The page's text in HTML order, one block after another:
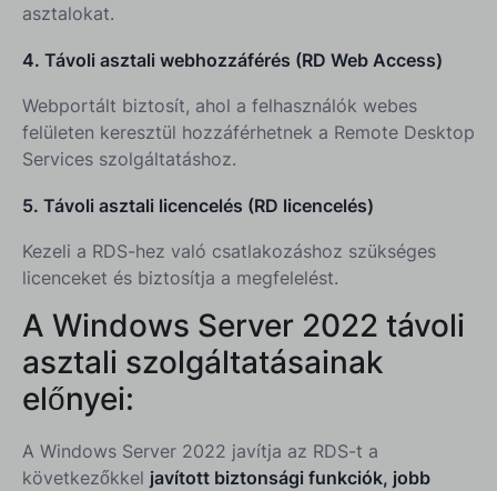
asztalokat.
4. Távoli asztali webhozzáférés (RD Web Access)
Webportált biztosít, ahol a felhasználók webes
felületen keresztül hozzáférhetnek a Remote Desktop
Services szolgáltatáshoz.
5. Távoli asztali licencelés (RD licencelés)
Kezeli a RDS-hez való csatlakozáshoz szükséges
licenceket és biztosítja a megfelelést.
A Windows Server 2022 távoli
asztali szolgáltatásainak
előnyei:
A Windows Server 2022 javítja az RDS-t a
következőkkel javított biztonsági funkciók, jobb